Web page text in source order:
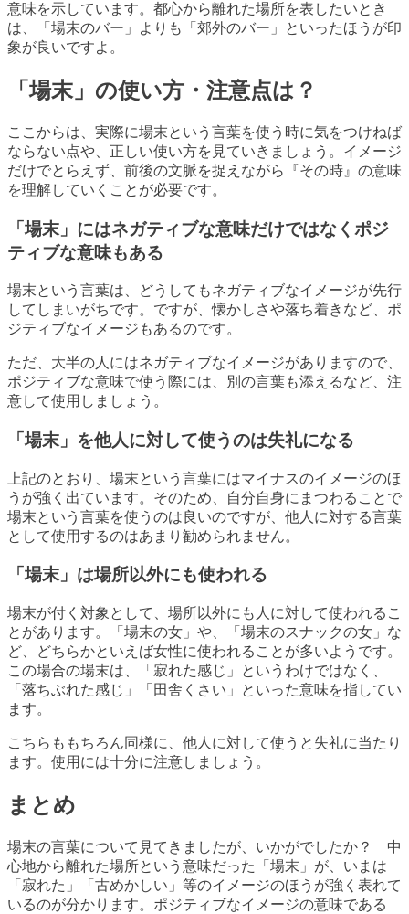
意味を示しています。都心から離れた場所を表したいとき
は、「場末のバー」よりも「郊外のバー」といったほうが印
象が良いですよ。
「場末」の使い方・注意点は？
ここからは、実際に場末という言葉を使う時に気をつけねば
ならない点や、正しい使い方を見ていきましょう。イメージ
だけでとらえず、前後の文脈を捉えながら『その時』の意味
を理解していくことが必要です。
「場末」にはネガティブな意味だけではなくポジ
ティブな意味もある
場末という言葉は、どうしてもネガティブなイメージが先行
してしまいがちです。ですが、懐かしさや落ち着きなど、ポ
ジティブなイメージもあるのです。
ただ、大半の人にはネガティブなイメージがありますので、
ポジティブな意味で使う際には、別の言葉も添えるなど、注
意して使用しましょう。
「場末」を他人に対して使うのは失礼になる
上記のとおり、場末という言葉にはマイナスのイメージのほ
うが強く出ています。そのため、自分自身にまつわることで
場末という言葉を使うのは良いのですが、他人に対する言葉
として使用するのはあまり勧められません。
「場末」は場所以外にも使われる
場末が付く対象として、場所以外にも人に対して使われるこ
とがあります。「場末の女」や、「場末のスナックの女」な
ど、どちらかといえば女性に使われることが多いようです。
この場合の場末は、「寂れた感じ」というわけではなく、
「落ちぶれた感じ」「田舎くさい」といった意味を指してい
ます。
こちらももちろん同様に、他人に対して使うと失礼に当たり
ます。使用には十分に注意しましょう。
まとめ
場末の言葉について見てきましたが、いかがでしたか？ 中
心地から離れた場所という意味だった「場末」が、いまは
「寂れた」「古めかしい」等のイメージのほうが強く表れて
いるのが分かります。ポジティブなイメージの意味である